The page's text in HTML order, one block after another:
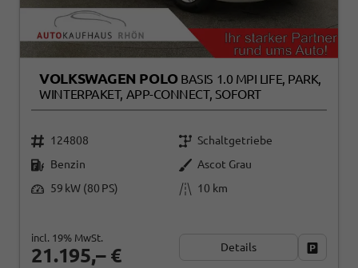
VOLKSWAGEN POLO BASIS 1.0 MPI LIFE, PARK,
WINTERPAKET, APP-CONNECT, SOFORT
124808
Schaltgetriebe
Benzin
Ascot Grau
59 kW (80 PS)
10 km
21.195,– €
incl. 19% MwSt.
Details